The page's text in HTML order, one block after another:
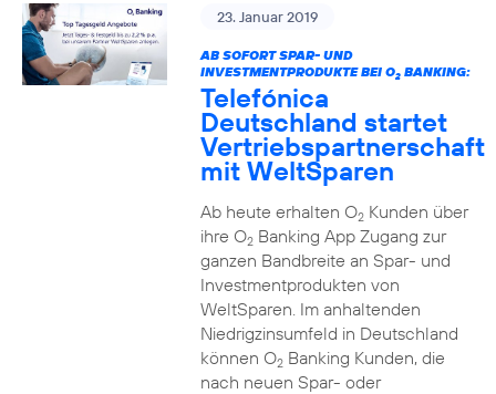
23. Januar 2019
AB SOFORT SPAR- UND
INVESTMENTPRODUKTE BEI O2BANKING:
Telefónica
Deutschland startet
Vertriebspartnerschaft
mit WeltSparen
Ab heute erhalten O2Kunden über
ihre O2Banking App Zugang zur
ganzen Bandbreite an Spar- und
Investmentprodukten von
WeltSparen. Im anhaltenden
Niedrigzinsumfeld in Deutschland
können O2Banking Kunden, die
nach neuen Spar- oder